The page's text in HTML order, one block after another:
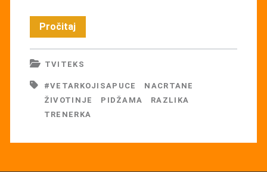
PročitajPidžama
TVITEKS
#VETARKOJISAPUCE
NACRTANE
ŽIVOTINJE
PIDŽAMA
RAZLIKA
TRENERKA